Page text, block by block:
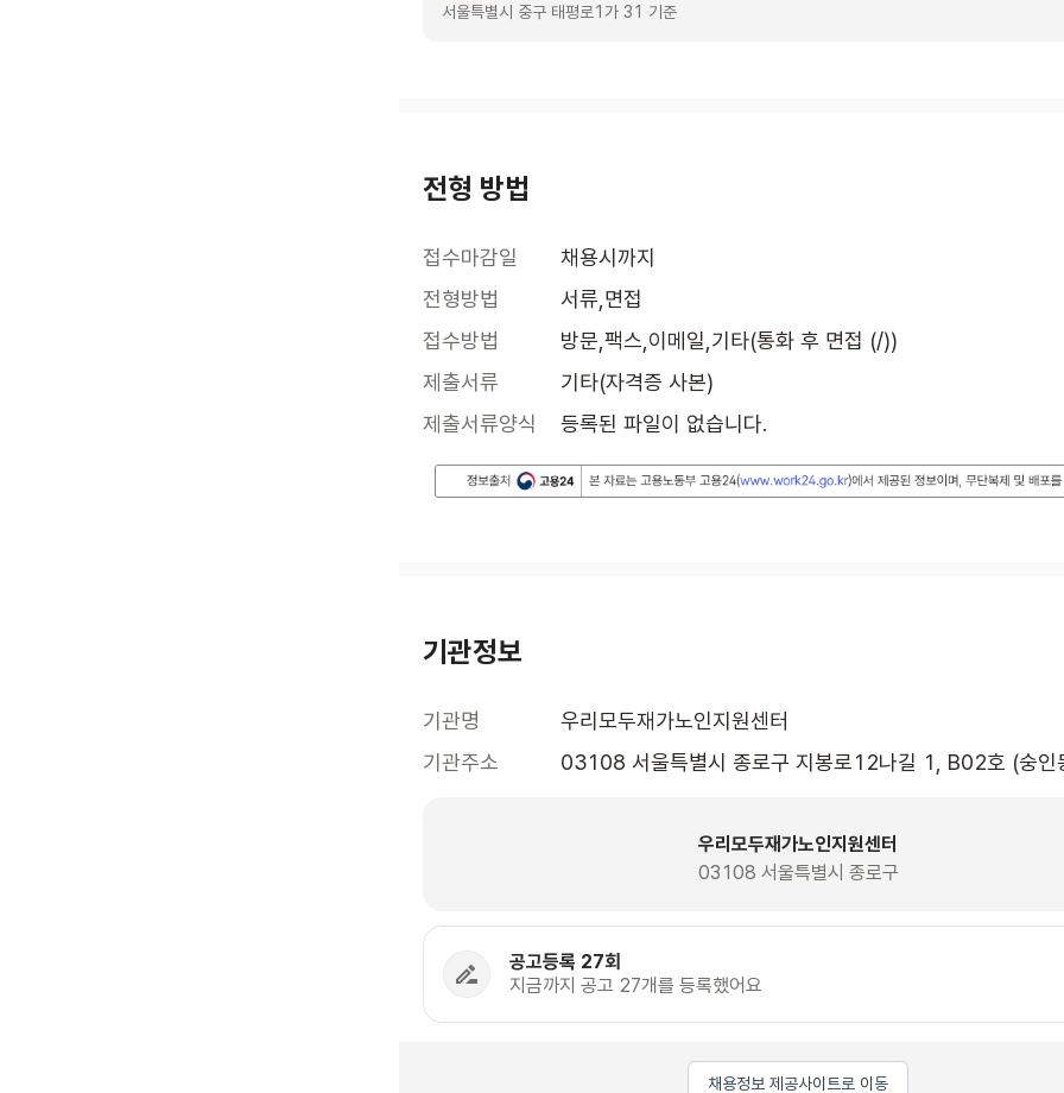
서울특별시 중구 태평로1가 31 기준
전형 방법
접수마감일
채용시까지
전형방법
서류,면접
접수방법
방문,팩스,이메일,기타(통화 후 면접 (/))
제출서류
기타(자격증 사본)
제출서류양식
등록된 파일이 없습니다.
기관정보
기관명
우리모두재가노인지원센터
기관주소
03108 서울특별시 종로구 지봉로12나길 1, B02호 (숭인
우리모두재가노인지원센터
03108 서울특별시 종로구
공고등록 27회
지금까지 공고 27개를 등록했어요
채용정보 제공사이트로 이동